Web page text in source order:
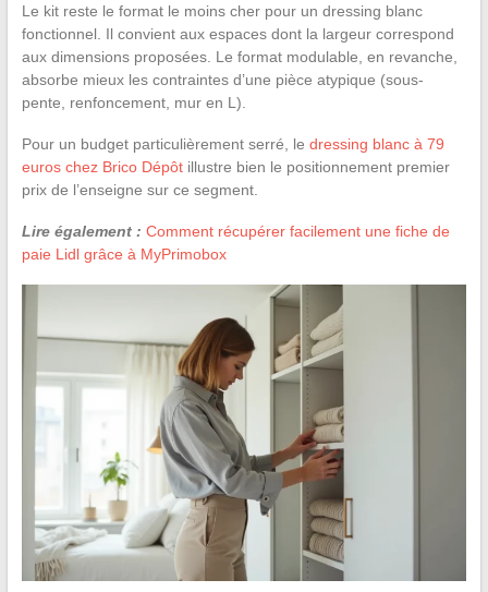
Le kit reste le format le moins cher pour un dressing blanc
fonctionnel. Il convient aux espaces dont la largeur correspond
aux dimensions proposées. Le format modulable, en revanche,
absorbe mieux les contraintes d’une pièce atypique (sous-
pente, renfoncement, mur en L).
Pour un budget particulièrement serré, le dressing blanc à 79
euros chez Brico Dépôtillustre bien le positionnement premier
prix de l’enseigne sur ce segment.
Lire également : Comment récupérer facilement une fiche de
paie Lidl grâce à MyPrimobox